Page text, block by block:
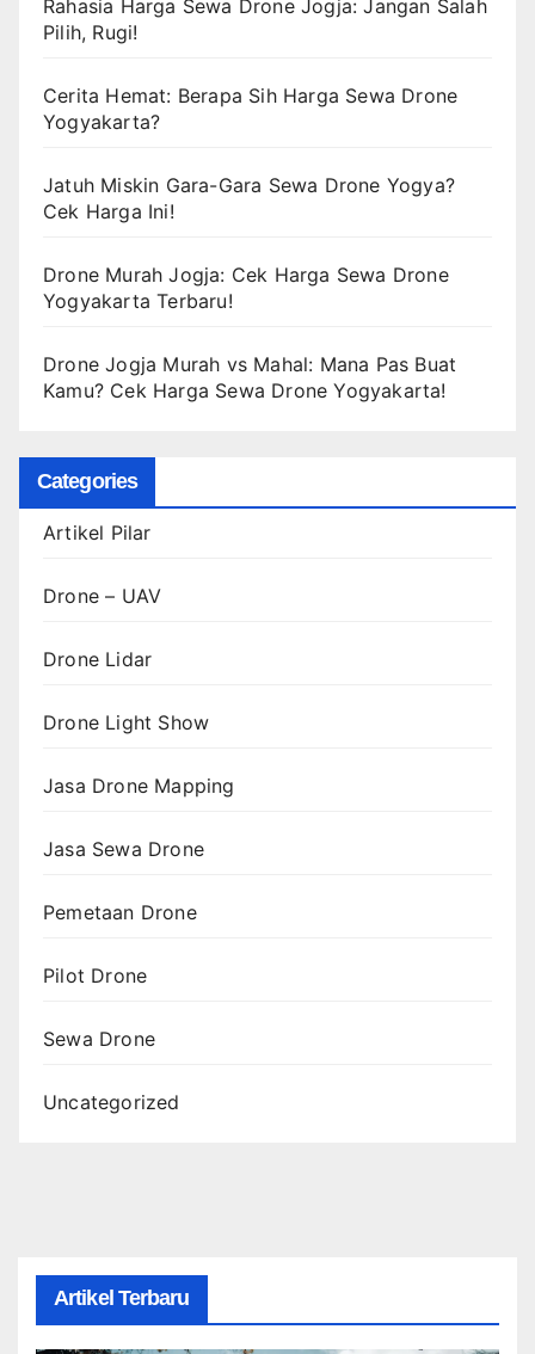
Rahasia Harga Sewa Drone Jogja: Jangan Salah
Pilih, Rugi!
Cerita Hemat: Berapa Sih Harga Sewa Drone
Yogyakarta?
Jatuh Miskin Gara-Gara Sewa Drone Yogya?
Cek Harga Ini!
Drone Murah Jogja: Cek Harga Sewa Drone
Yogyakarta Terbaru!
Drone Jogja Murah vs Mahal: Mana Pas Buat
Kamu? Cek Harga Sewa Drone Yogyakarta!
Categories
Artikel Pilar
Drone – UAV
Drone Lidar
Drone Light Show
Jasa Drone Mapping
Jasa Sewa Drone
Pemetaan Drone
Pilot Drone
Sewa Drone
Uncategorized
Artikel Terbaru